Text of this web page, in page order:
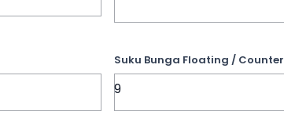
Suku Bunga Floating /